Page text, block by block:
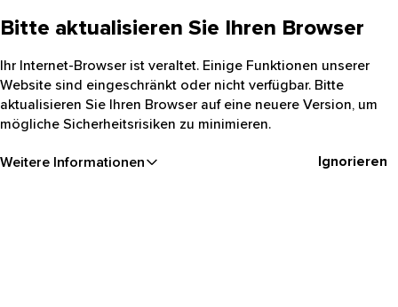
Bitte aktualisieren Sie Ihren Browser
Ihr Internet-Browser ist veraltet. Einige Funktionen unserer
Website sind eingeschränkt oder nicht verfügbar. Bitte
aktualisieren Sie Ihren Browser auf eine neuere Version, um
mögliche Sicherheitsrisiken zu minimieren.
Weitere Informationen Ignorieren